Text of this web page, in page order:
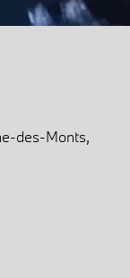
des-Monts,